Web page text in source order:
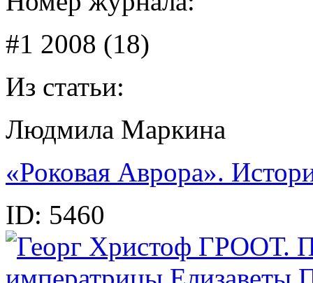
#1 2008 (18)
Из статьи:
Людмила Маркина
«Роковая Аврора».
ID: 5460